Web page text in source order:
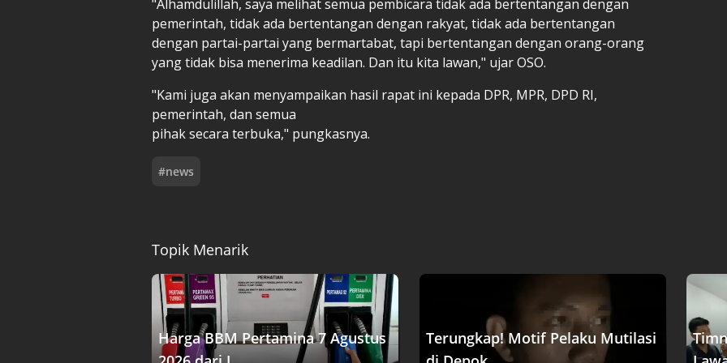
"Alhamdulillah, saya melihat semua pembicara tidak ada bertentangan dengan
pemerintah, tidak ada bertentangan dengan rakyat, tidak ada bertentangan
dengan partai-partai yang bermartabat, tapi bertentangan dengan orang-orang
yang tidak bisa menerima keadilan. Dan itu kita lawan," ujar OSO.
"Kami juga akan menyampaikan hasil rapat ini kepada DPR, MPR, DPD RI,
pemerintah, dan semua
pihak secara terbuka," pungkasnya.
#news
Topik Menarik
Harga BBM Pertamina 7 Agustus
Terungkap! Motif Pelaku Mutilasi